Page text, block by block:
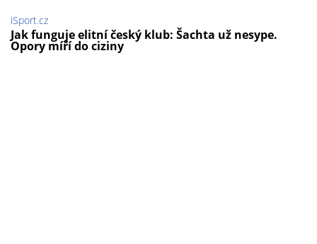
iSport.cz
Jak funguje elitní český klub: Šachta už nesype.
Opory míří do ciziny